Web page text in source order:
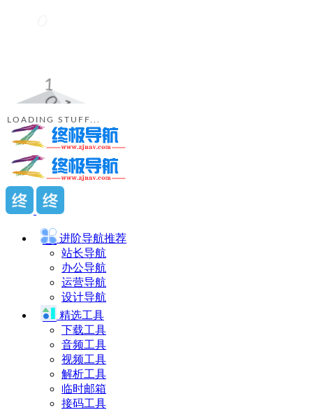
LOADING STUFF...
进阶导航推荐
站长导航
办公导航
运营导航
设计导航
精选工具
下载工具
音频工具
视频工具
解析工具
临时邮箱
接码工具